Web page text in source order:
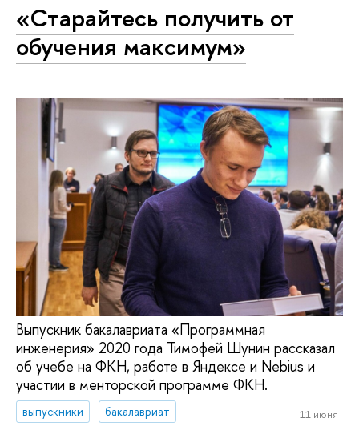
«Старайтесь получить от
обучения максимум»
Выпускник бакалавриата «Программная
инженерия» 2020 года Тимофей Шунин рассказал
об учебе на ФКН, работе в Яндексе и Nebius и
участии в менторской программе ФКН.
выпускники бакалавриат 11 июня